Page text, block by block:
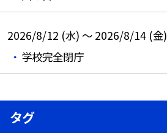
2026/8/12 (水) ～ 2026/8/14 (金)
学校完全閉庁
タグ